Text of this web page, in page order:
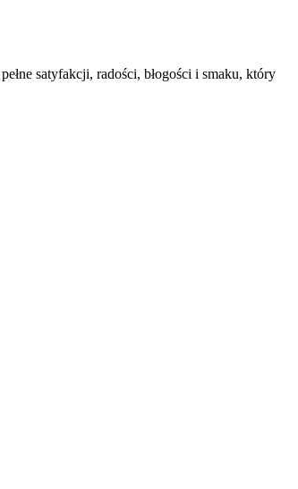
satyfakcji, radości, błogości i smaku, który